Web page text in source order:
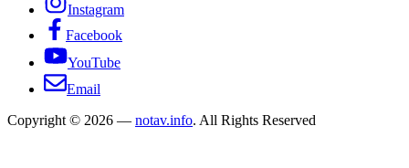
Instagram
Facebook
YouTube
Email
Copyright © 2026 — notav.info. All Rights Reserved